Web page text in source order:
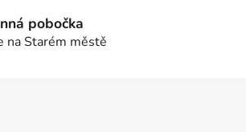
ý
p
i
pobočka
na Starém městě